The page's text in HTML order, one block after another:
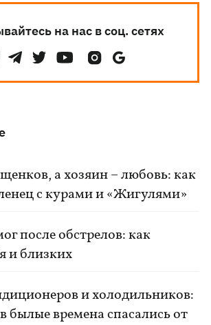
на нас в соц. сетях
а хозяин – любовь: как
с курами и «Жигулями»
после обстрелов: как
и близких
и холодильников:
былые времена спасались от